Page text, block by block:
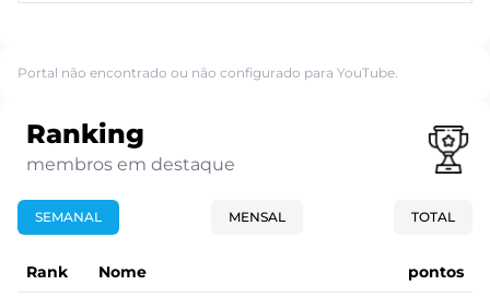
Portal não encontrado ou não configurado para YouTube.
Ranking
membros em destaque
SEMANAL MENSAL TOTAL
Rank Nome pontos